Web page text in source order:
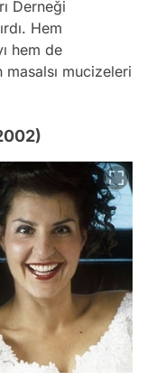
Derneği
Hem
hem de
mucizeleri